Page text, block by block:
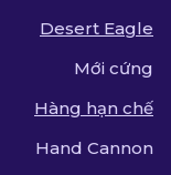
Desert Eagle
Mới cứng
Hàng hạn chế
Hand Cannon